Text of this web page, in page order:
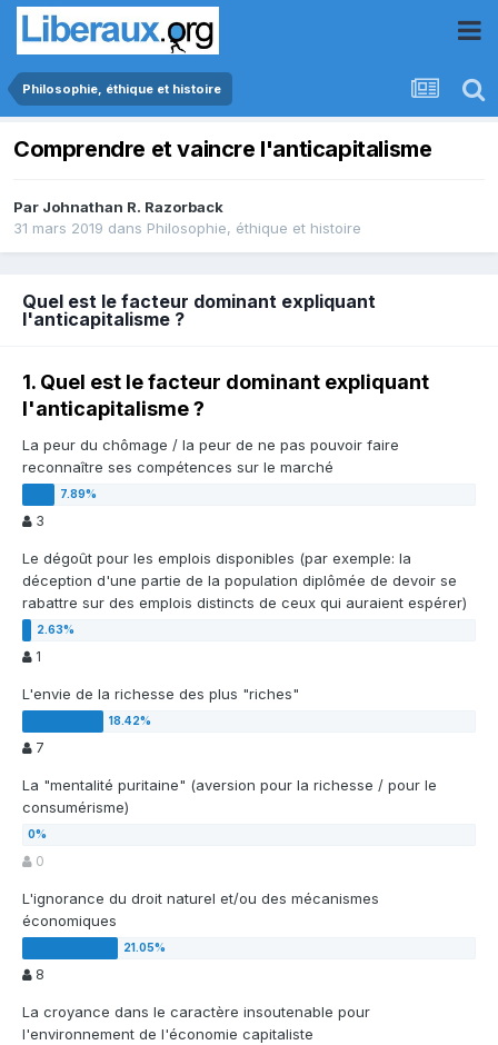
Philosophie, éthique et histoire
Comprendre et vaincre l'anticapitalisme
Par Johnathan R. Razorback
31 mars 2019 dans Philosophie, éthique et histoire
Quel est le facteur dominant expliquant
l'anticapitalisme ?
1. Quel est le facteur dominant expliquant
l'anticapitalisme ?
La peur du chômage / la peur de ne pas pouvoir faire
reconnaître ses compétences sur le marché
3
Le dégoût pour les emplois disponibles (par exemple: la
déception d'une partie de la population diplômée de devoir se
rabattre sur des emplois distincts de ceux qui auraient espérer)
1
L'envie de la richesse des plus "riches"
7
La "mentalité puritaine" (aversion pour la richesse / pour le
consumérisme)
0
L'ignorance du droit naturel et/ou des mécanismes
économiques
8
La croyance dans le caractère insoutenable pour
l'environnement de l'économie capitaliste